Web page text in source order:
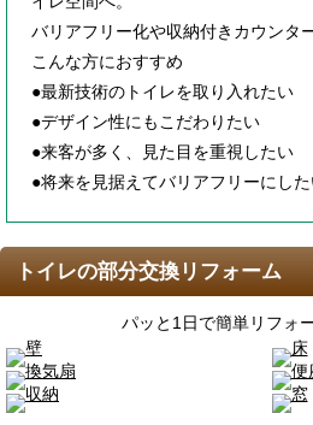
バリアフリー化や収納付きカウンタ
こんな方におすすめ
●最新技術のトイレを取り入れたい
●デザイン性にもこだわりたい
●来客が多く、見た目を重視したい
●将来を見据えてバリアフリーにし
トイレの部分交換リフォーム
パッと1日で簡単リフォ